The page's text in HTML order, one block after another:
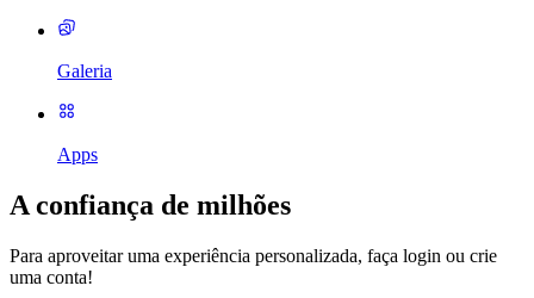
Galeria
Apps
A confiança de milhões
Para aproveitar uma experiência personalizada, faça login ou crie
uma conta!